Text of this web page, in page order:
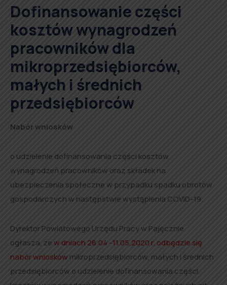
Dofinansowanie części
kosztów wynagrodzeń
pracowników dla
mikroprzedsiębiorców,
małych i średnich
przedsiębiorców
Nabór wniosków
o udzielenie dofinansowania części kosztów
wynagrodzeń pracowników oraz składek na
ubezpieczenia społeczne w przypadku spadku obrotów
gospodarczych w następstwie wystąpienia COVID-19.
Dyrektor Powiatowego Urzędu Pracy w Pajęcznie
ogłasza, żew dniach 28.04 -11.05.2020 r. odbędzie się
nabór wnioskówmikroprzedsiębiorców, małych i średnich
przedsiębiorców o udzielenie dofinansowania części